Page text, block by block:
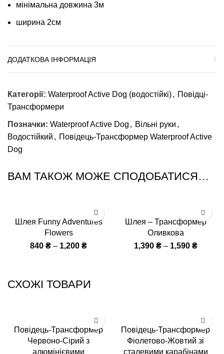
мінімальна довжина 3м
ширина 2см
ДОДАТКОВА ІНФОРМАЦІЯ
Категорії: Waterproof Active Dog (водостійкі), Повідці-
Трансформери
Позначки: Waterproof Active Dog , Вільні руки ,
Водостійкий , Повідець-Трансформер Waterproof Active
Dog
ВАМ ТАКОЖ МОЖЕ СПОДОБАТИСЯ…
Шлея Funny Adventures
Flowers
840 ₴ – 1,200 ₴
Шлея – Трансформер
Оливкова
1,390 ₴– 1,590 ₴
СХОЖІ ТОВАРИ
Повідець-Трансформер
Червоно-Сірий з
алюмінієвими
Повідець-Трансформер
Фіолетово-Жовтий зі
сталевими карабінами